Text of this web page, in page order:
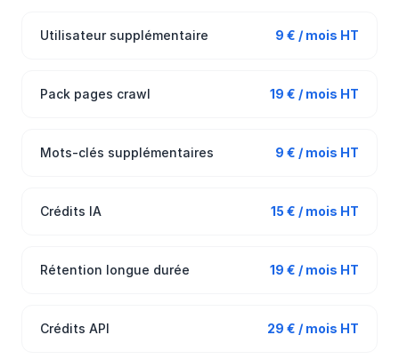
Utilisateur supplémentaire 9 € / mois HT
Pack pages crawl 19 € / mois HT
Mots-clés supplémentaires 9 € / mois HT
Crédits IA 15 € / mois HT
Rétention longue durée 19 € / mois HT
Crédits API 29 € / mois HT